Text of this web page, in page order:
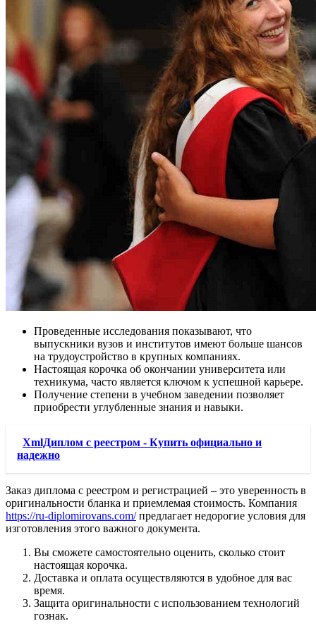
Проведенные исследования показывают, что
выпускники вузов и институтов имеют больше шансов
на трудоустройство в крупных компаниях.
Настоящая корочка об окончании университета или
техникума, часто является ключом к успешной карьере.
Получение степени в учебном заведении позволяет
приобрести углубленные знания и навыки.
XmlДиплом с реестром - Купить официально и
надежно
Заказ диплома с реестром и регистрацией – это уверенность в
оригинальности бланка и приемлемая стоимость. Компания
https://ru-diplomirovans.com/предлагает недорогие условия для
изготовления этого важного документа.
Вы сможете самостоятельно оценить, сколько стоит
настоящая корочка.
Доставка и оплата осуществляются в удобное для вас
время.
Защита оригинальности с использованием технологий
гознак.